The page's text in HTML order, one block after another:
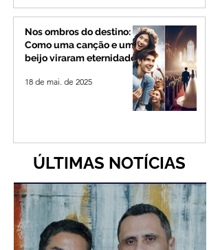
Nos ombros do destino:
Como uma canção e um
beijo viraram eternidade
18 de mai. de 2025
ÚLTIMAS NOTÍCIAS